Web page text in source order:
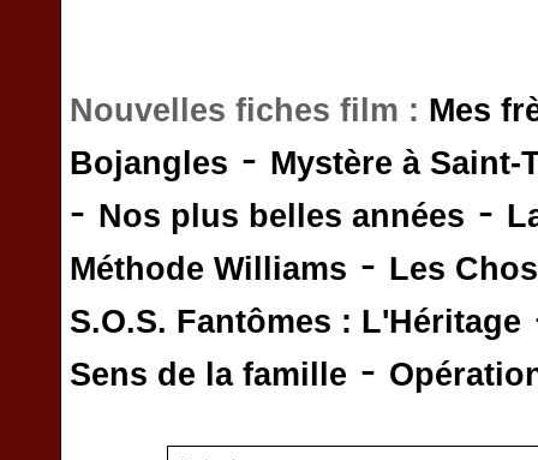
Nouvelles fiches film : Mes
Bojangles - Mystère à Saint-
- Nos plus belles années -
Méthode Williams - Les
S.O.S. Fantômes : L'Héritage
Sens de la famille -